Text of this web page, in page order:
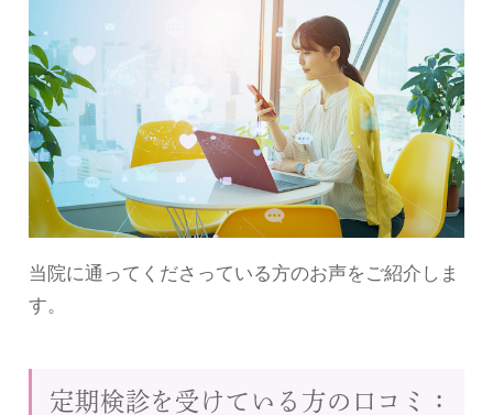
当院に通ってくださっている方のお声をご紹介しま
す。
定期検診を受けている方の口コミ：